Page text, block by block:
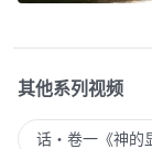
其他系列视频
话・卷一《神的